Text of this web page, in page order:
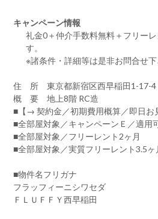
キャンペーン情報
礼金0＋仲介手数料無料＋ フリーレ
す。
※諸条件・詳細等は是非お問合せ下
住 所 東京都新宿区西早稲田1-17-4
概 要 地上8階 RC造
■【→ 契約金／初期費用概算／即日お
■全部屋対象／キャンペーンＥ／適用
■全部屋対象／フリーレント2ヶ月
■全部屋対象／実質フリーレント3.5ヶ
■物件名フリガナ
フラッフィーニシワセダ
ＦＬＵＦＦＹ西早稲田